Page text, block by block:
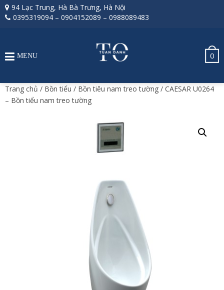
94 Lạc Trung, Hà Bà Trưng, Hà Nội
0395319094 – 0904152089 – 0988089483
0
MENU
Trang chủ / Bồn tiểu / Bồn tiêu nam treo tường / CAESAR U0264
– Bồn tiểu nam treo tường